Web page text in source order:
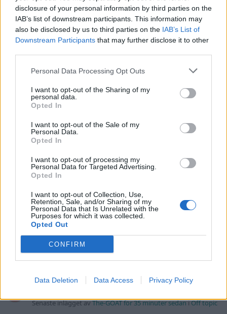
disclosure of your personal information by third parties on the
IAB’s list of downstream participants. This information may
also be disclosed by us to third parties on the IAB’s List of
Downstream Participants that may further disclose it to other
Personal Data Processing Opt Outs
I want to opt-out of the Sharing of my
personal data.
Opted In
I want to opt-out of the Sale of my
Personal Data.
Opted In
I want to opt-out of processing my
Personal Data for Targeted Advertising.
Opted In
I want to opt-out of Collection, Use,
Retention, Sale, and/or Sharing of my
Personal Data that Is Unrelated with the
Purposes for which it was collected.
Opted Out
CONFIRM
Data Deletion Data Access Privacy Policy
BMW 420d Gran Coupè M-sport
xDrive"RC-10"(2016)
MPerformance
13 337 visningar24 kommentarer
711
35"Aint no half steppin"(2012)
31 262 visningar
194
21 okt. 14
Senaste foruminläggen
Senaste inlägget avThe-GOAT för 35 minuter sedaniOff topic